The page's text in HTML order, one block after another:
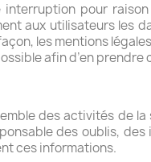
pour
aux utilisateurs les
les mentions
afin d’en prendre
des activités de
des oublis,
ces informations.